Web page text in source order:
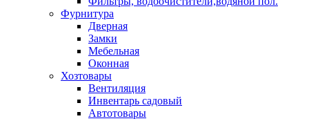
Фурнитура
Дверная
Замки
Мебельная
Оконная
Хозтовары
Вентиляция
Инвентарь садовый
Автотовары